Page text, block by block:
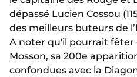
dépassé Lucien Cossou
des meilleurs buteurs de
A noter qu'il pourrait fêter
Mosson, sa 200e
confondues avec la